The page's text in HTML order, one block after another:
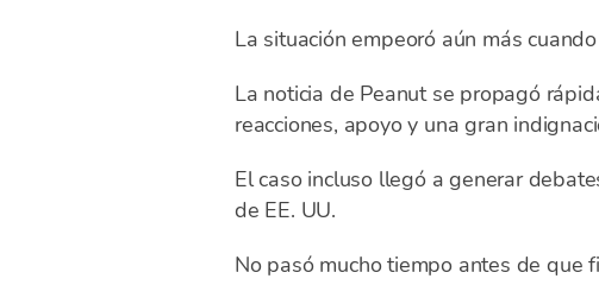
La situación empeoró aún más
La noticia de Peanut se propagó
reacciones, apoyo y una gran
El caso incluso llegó a generar
de EE. UU.
No pasó mucho tiempo antes de que